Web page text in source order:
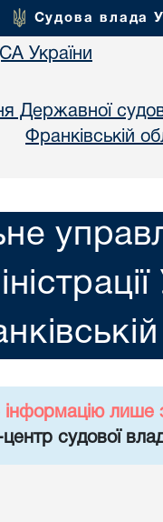
Судова влада
України
Державної
Франкiвській
лише
судової